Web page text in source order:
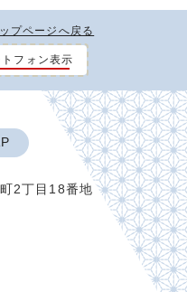
プページへ戻る
フォン表示
町2丁目18番地